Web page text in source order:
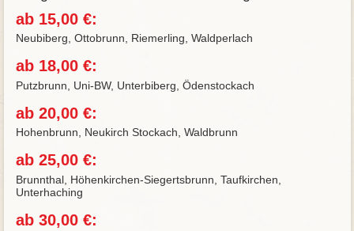
ab 15,00 €:
Neubiberg, Ottobrunn, Riemerling, Waldperlach
ab 18,00 €:
Putzbrunn, Uni-BW, Unterbiberg, Ödenstockach
ab 20,00 €:
Hohenbrunn, Neukirch Stockach, Waldbrunn
ab 25,00 €:
Brunnthal, Höhenkirchen-Siegertsbrunn, Taufkirchen,
Unterhaching
ab 30,00 €: